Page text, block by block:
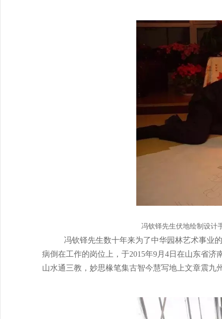
冯钦铎先生伏地绘制设计手
冯钦铎先生数十年来为了中华园林艺术事业
病倒在工作的岗位上，于2015年9月 4日在山东省济
山水通三教，妙思椽笔集古智今慧写地上文章震九